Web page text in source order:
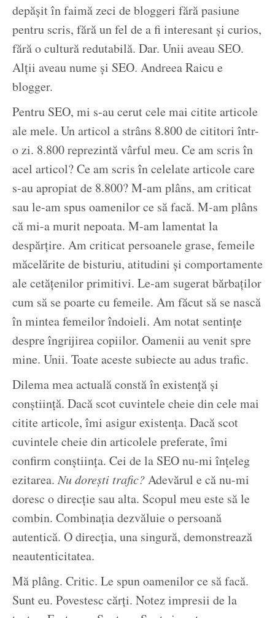
depășit în faimă zeci de bloggeri fără pasiune
pentru scris, fără un fel de a fi interesant și curios,
fără o cultură redutabilă. Dar. Unii aveau SEO.
Alții aveau nume și SEO. Andreea Raicu e
blogger.
Pentru SEO, mi s-au cerut cele mai citite articole
ale mele. Un articol a strâns 8.800 de cititori într-
o zi. 8.800 reprezintă vârful meu. Ce am scris în
acel articol? Ce am scris în celelate articole care
s-au apropiat de 8.800? M-am plâns, am criticat
sau le-am spus oamenilor ce să facă. M-am plâns
că mi-a murit nepoata. M-am lamentat la
despărțire. Am criticat persoanele grase, femeile
măcelărite de bisturiu, atitudini și comportamente
ale cetățenilor primitivi. Le-am sugerat bărbaților
cum să se poarte cu femeile. Am făcut să se nască
în mintea femeilor îndoieli. Am notat sentințe
despre îngrijirea copiilor. Oamenii au venit spre
mine. Unii. Toate aceste subiecte au adus trafic.
Dilema mea actuală constă în existență și
conștiință. Dacă scot cuvintele cheie din cele mai
citite articole, îmi asigur existența. Dacă scot
cuvintele cheie din articolele preferate, îmi
confirm conștiința. Cei de la SEO nu-mi înțeleg
ezitarea.Nu dorești trafic?Adevărul e că nu-mi
doresc o direcție sau alta. Scopul meu este să le
combin. Combinația dezvăluie o persoană
autentică. O direcția, una singură, demonstrează
neautenticitatea.
Mă plâng. Critic. Le spun oamenilor ce să facă.
Sunt eu. Povestesc cărți. Notez impresii de la